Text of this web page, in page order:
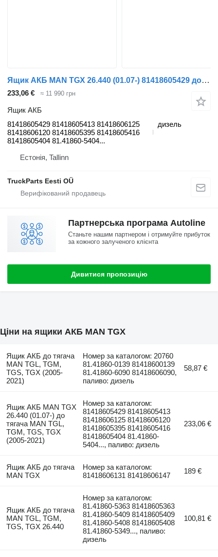
Ящик АКБ MAN TGX 26.440 (01.07-) 81418605429 до тягача MAN TGL, TGM, TGS, TGX (2005-2021)
233,06 € ≈ 11 990 грн
Ящик АКБ
81418605429 81418605413 81418606125
81418606120 81418605395 81418605416
81418605404 81.41860-5404...
дизель
Естонія, Tallinn
TruckParts Eesti OÜ
Партнерська програма Autoline
Станьте нашим партнером і отримуйте прибуток
за кожного залученого клієнта
Дивитися пропозицію
Ціни на ящики АКБ MAN TGX
Ящик АКБ до тягача
MAN TGL, TGM,
TGS, TGX (2005-
2021)
Номер за каталогом: 20760
81.41860-0139 81418600139
81.41860-6090 81418606090,
паливо: дизель
58,87 €
Ящик АКБ MAN TGX
26.440 (01.07-) до
тягача MAN TGL,
TGM, TGS, TGX
(2005-2021)
Номер за каталогом:
81418605429 81418605413
81418606125 81418606120
81418605395 81418605416
81418605404 81.41860-
5404..., паливо: дизель
233,06 €
Ящик АКБ до тягача
MAN TGX
Номер за каталогом:
81418606131 81418606147
189 €
Ящик АКБ до тягача
MAN TGL, TGM,
TGS, TGX 26.440
Номер за каталогом:
81.41860-5363 81418605363
81.41860-5409 81418605409
81.41860-5408 81418605408
81.41860-5349..., паливо:
дизель
100,81 €